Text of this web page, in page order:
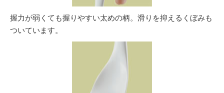
握力が弱くても握りやすい太めの柄。滑りを抑えるくぼみも
ついています。